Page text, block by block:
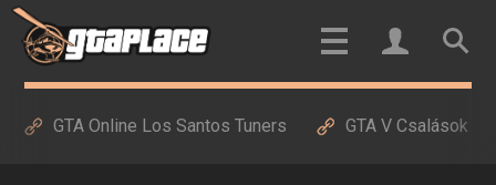
GTA Online Los Santos Tuners GTA V Csalások